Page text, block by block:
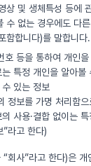
영상 및 생체특성 등에
수 없는 경우에도 다
함합니다)를 말합니다.
호 등을 통하여 개인
특정 개인을 알아볼
있는 정보
정보를 가명 처리함
사용·결합 없이는
”라고 한다)
회사”라고 한다)은 개